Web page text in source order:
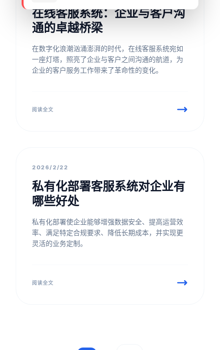
在线客服系统：企业与客户沟
通的卓越桥梁
在数字化浪潮汹涌澎湃的时代，在线客服系统宛如
一座灯塔，照亮了企业与客户之间沟通的航道，为
企业的客户服务工作带来了革命性的变化。
阅读全文
最佳实践
2026/2/22
私有化部署客服系统对企业有
哪些好处
私有化部署使企业能够增强数据安全、提高运营效
率、满足特定合规要求、降低长期成本，并实现更
灵活的业务定制。
阅读全文